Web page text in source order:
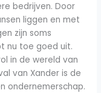
bedrijven. Door
liggen en met
zijn soms
nu toe goed uit.
in de wereld van
van Xander is de
ondernemerschap.